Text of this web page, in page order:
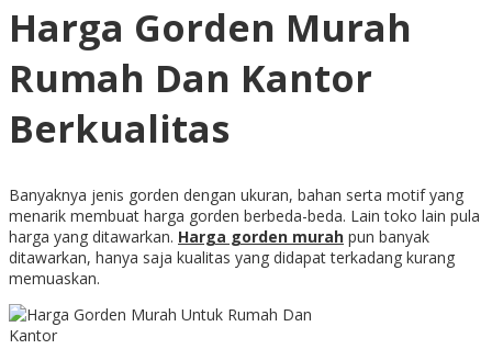
Harga Gorden Murah
Rumah Dan Kantor
Berkualitas
Banyaknya jenis gorden dengan ukuran, bahan serta motif yang
menarik membuat harga gorden berbeda-beda. Lain toko lain pula
harga yang ditawarkan. Harga gorden murah pun banyak
ditawarkan, hanya saja kualitas yang didapat terkadang kurang
memuaskan.